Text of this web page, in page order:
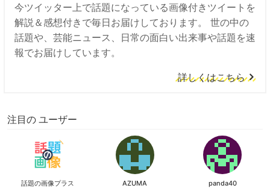
今ツイッター上で話題になっている画像付きツイートを
解説＆感想付きで毎日お届けしております。 世の中の
話題や、芸能ニュース、日常の面白い出来事や話題を速
報でお届けしています。
詳しくはこちら
注目の ユーザー
話題の画像プラス AZUMA panda40